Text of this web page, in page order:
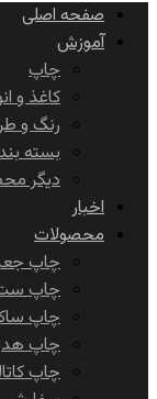
صفحه اصلی
آموزش
چاپ
کاغذ و
رنگ و
بسته
دیگر
اخبار
محصولات
چاپ
چاپ ست
چاپ
چاپ
چاپ